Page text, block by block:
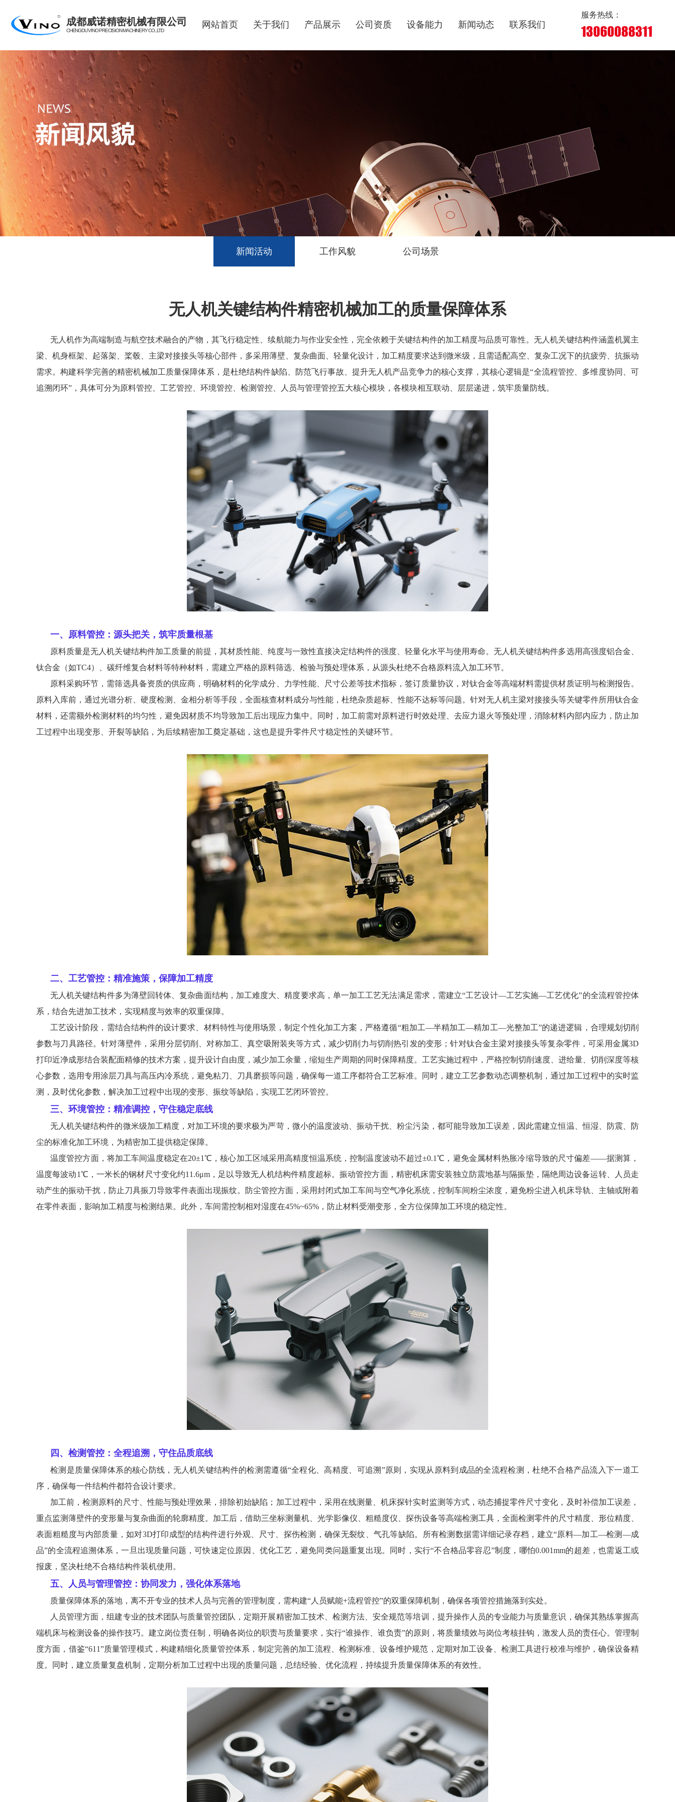
成都威诺精密机械有限公司
CHENGDU VINO PRECISION MACHINERY CO.,LTD
网站首页 关于我们 产品展示 公司资质 设备能力 新闻动态 联系我们
服务热线：
13060088311
新闻活动 工作风貌 公司场景
无人机关键结构件精密机械加工的质量保障体系
无人机作为高端制造与航空技术融合的产物，其飞行稳定性、续航能力与作业安全性，完全依赖于关键结构件的加工精度与品质可靠性。无人机关键结构件涵盖机翼主
梁、机身框架、起落架、桨毂、主梁对接接头等核心部件，多采用薄壁、复杂曲面、轻量化设计，加工精度要求达到微米级，且需适配高空、复杂工况下的抗疲劳、抗振动
需求。构建科学完善的精密机械加工质量保障体系，是杜绝结构件缺陷、防范飞行事故、提升无人机产品竞争力的核心支撑，其核心逻辑是“全流程管控、多维度协同、可
追溯闭环”，具体可分为原料管控、工艺管控、环境管控、检测管控、人员与管理管控五大核心模块，各模块相互联动、层层递进，筑牢质量防线。
一、原料管控：源头把关，筑牢质量根基
原料质量是无人机关键结构件加工质量的前提，其材质性能、纯度与一致性直接决定结构件的强度、轻量化水平与使用寿命。无人机关键结构件多选用高强度铝合金、
钛合金（如TC4）、碳纤维复合材料等特种材料，需建立严格的原料筛选、检验与预处理体系，从源头杜绝不合格原料流入加工环节。
原料采购环节，需筛选具备资质的供应商，明确材料的化学成分、力学性能、尺寸公差等技术指标，签订质量协议，对钛合金等高端材料需提供材质证明与检测报告。
原料入库前，通过光谱分析、硬度检测、金相分析等手段，全面核查材料成分与性能，杜绝杂质超标、性能不达标等问题。针对无人机主梁对接接头等关键零件所用钛合金
材料，还需额外检测材料的均匀性，避免因材质不均导致加工后出现应力集中。同时，加工前需对原料进行时效处理、去应力退火等预处理，消除材料内部内应力，防止加
工过程中出现变形、开裂等缺陷，为后续精密加工奠定基础，这也是提升零件尺寸稳定性的关键环节。
二、工艺管控：精准施策，保障加工精度
无人机关键结构件多为薄壁回转体、复杂曲面结构，加工难度大、精度要求高，单一加工工艺无法满足需求，需建立“工艺设计—工艺实施—工艺优化”的全流程管控体
系，结合先进加工技术，实现精度与效率的双重保障。
工艺设计阶段，需结合结构件的设计要求、材料特性与使用场景，制定个性化加工方案，严格遵循“粗加工—半精加工—精加工—光整加工”的递进逻辑，合理规划切削
参数与刀具路径。针对薄壁件，采用分层切削、对称加工、真空吸附装夹等方式，减少切削力与切削热引发的变形；针对钛合金主梁对接接头等复杂零件，可采用金属3D
打印近净成形结合装配面精修的技术方案，提升设计自由度，减少加工余量，缩短生产周期的同时保障精度。工艺实施过程中，严格控制切削速度、进给量、切削深度等核
心参数，选用专用涂层刀具与高压内冷系统，避免粘刀、刀具磨损等问题，确保每一道工序都符合工艺标准。同时，建立工艺参数动态调整机制，通过加工过程中的实时监
测，及时优化参数，解决加工过程中出现的变形、振纹等缺陷，实现工艺闭环管控。
三、环境管控：精准调控，守住稳定底线
无人机关键结构件的微米级加工精度，对加工环境的要求极为严苛，微小的温度波动、振动干扰、粉尘污染，都可能导致加工误差，因此需建立恒温、恒湿、防震、防
尘的标准化加工环境，为精密加工提供稳定保障。
温度管控方面，将加工车间温度稳定在20±1℃，核心加工区域采用高精度恒温系统，控制温度波动不超过±0.1℃，避免金属材料热胀冷缩导致的尺寸偏差——据测算，
温度每波动1℃，一米长的钢材尺寸变化约11.6μm，足以导致无人机结构件精度超标。振动管控方面，精密机床需安装独立防震地基与隔振垫，隔绝周边设备运转、人员走
动产生的振动干扰，防止刀具振刀导致零件表面出现振纹。防尘管控方面，采用封闭式加工车间与空气净化系统，控制车间粉尘浓度，避免粉尘进入机床导轨、主轴或附着
在零件表面，影响加工精度与检测结果。此外，车间需控制相对湿度在45%~65%，防止材料受潮变形，全方位保障加工环境的稳定性。
四、检测管控：全程追溯，守住品质底线
检测是质量保障体系的核心防线，无人机关键结构件的检测需遵循“全程化、高精度、可追溯”原则，实现从原料到成品的全流程检测，杜绝不合格产品流入下一道工
序，确保每一件结构件都符合设计要求。
加工前，检测原料的尺寸、性能与预处理效果，排除初始缺陷；加工过程中，采用在线测量、机床探针实时监测等方式，动态捕捉零件尺寸变化，及时补偿加工误差，
重点监测薄壁件的变形量与复杂曲面的轮廓精度。加工后，借助三坐标测量机、光学影像仪、粗糙度仪、探伤设备等高端检测工具，全面检测零件的尺寸精度、形位精度、
表面粗糙度与内部质量，如对3D打印成型的结构件进行外观、尺寸、探伤检测，确保无裂纹、气孔等缺陷。所有检测数据需详细记录存档，建立“原料—加工—检测—成
品”的全流程追溯体系，一旦出现质量问题，可快速定位原因、优化工艺，避免同类问题重复出现。同时，实行“不合格品零容忍”制度，哪怕0.001mm的超差，也需返工或
报废，坚决杜绝不合格结构件装机使用。
五、人员与管理管控：协同发力，强化体系落地
质量保障体系的落地，离不开专业的技术人员与完善的管理制度，需构建“人员赋能+流程管控”的双重保障机制，确保各项管控措施落到实处。
人员管理方面，组建专业的技术团队与质量管控团队，定期开展精密加工技术、检测方法、安全规范等培训，提升操作人员的专业能力与质量意识，确保其熟练掌握高
端机床与检测设备的操作技巧。建立岗位责任制，明确各岗位的职责与质量要求，实行“谁操作、谁负责”的原则，将质量绩效与岗位考核挂钩，激发人员的责任心。管理制
度方面，借鉴“611”质量管理模式，构建精细化质量管控体系，制定完善的加工流程、检测标准、设备维护规范，定期对加工设备、检测工具进行校准与维护，确保设备精
度。同时，建立质量复盘机制，定期分析加工过程中出现的质量问题，总结经验、优化流程，持续提升质量保障体系的有效性。